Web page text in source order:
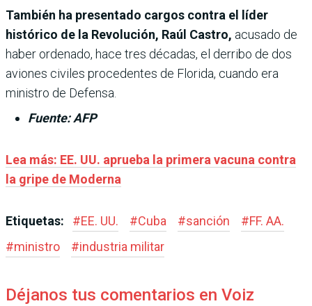
También ha presentado cargos contra el líder
histórico de la Revolución, Raúl Castro, acusado de
haber ordenado, hace tres décadas, el derribo de dos
aviones civiles procedentes de Florida, cuando era
ministro de Defensa.
Fuente: AFP
Lea más: EE. UU. aprueba la primera vacuna contra
la gripe de Moderna
Etiquetas: #EE. UU. #Cuba #sanción #FF. AA.
#ministro #industria militar
Déjanos tus comentarios en Voiz